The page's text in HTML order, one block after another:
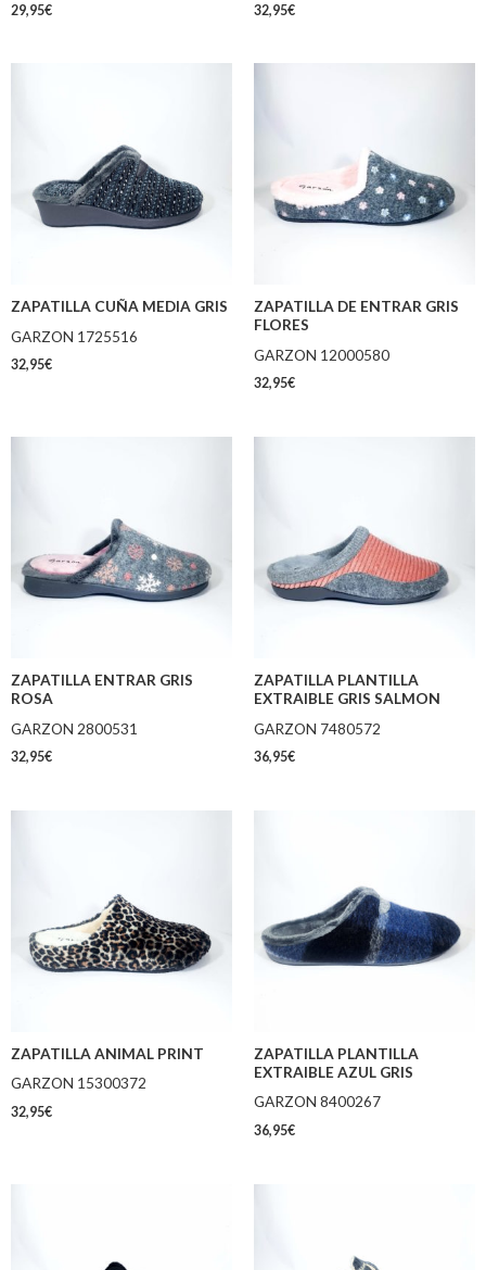
29,95€ 32,95€
ZAPATILLA CUÑA MEDIA GRIS
GARZON 1725516
32,95€
ZAPATILLA DE ENTRAR GRIS
FLORES
GARZON 12000580
32,95€
ZAPATILLA ENTRAR GRIS
ROSA
GARZON 2800531
32,95€
ZAPATILLA PLANTILLA
EXTRAIBLE GRIS SALMON
GARZON 7480572
36,95€
ZAPATILLA ANIMAL PRINT
GARZON 15300372
32,95€
ZAPATILLA PLANTILLA
EXTRAIBLE AZUL GRIS
GARZON 8400267
36,95€